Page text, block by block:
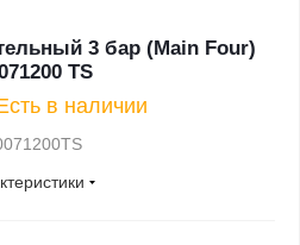
3 бар (Main Four)
TS
в наличии